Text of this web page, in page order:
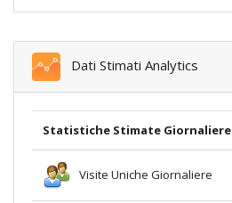
Dati Stimati Analytics
Statistiche Stimate Giornaliere
Visite Uniche Giornaliere